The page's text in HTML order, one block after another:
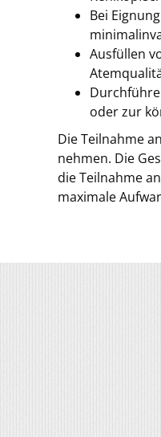
Bei
Ausfüllen
oder zur
Die Teilnahme
nehmen. Die
die Teilnahme
maximale